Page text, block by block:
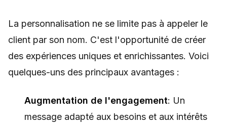
La personnalisation ne se limite pas à appeler le
client par son nom. C'est l'opportunité de créer
des expériences uniques et enrichissantes. Voici
quelques-uns des principaux avantages :
Augmentation de l'engagement: Un
message adapté aux besoins et aux intérêts